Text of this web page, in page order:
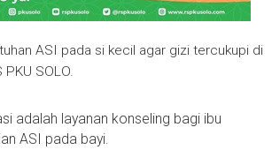
ASI pada si kecil agar gizi tercukupi di
PKU SOLO.
adalah layanan konseling bagi ibu
ASI pada bayi.